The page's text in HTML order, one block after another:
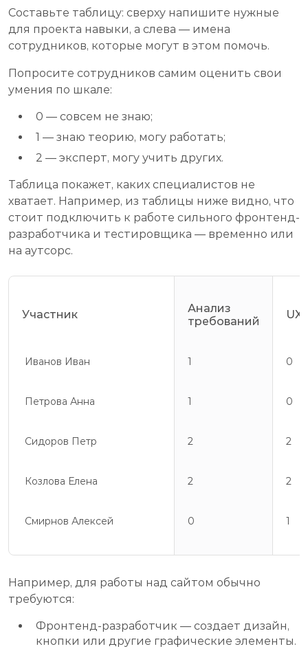
Составьте таблицу: сверху напишите нужные
для проекта навыки, а слева — имена
сотрудников, которые могут в этом помочь.
Попросите сотрудников самим оценить свои
умения по шкале:
0 — совсем не знаю;
1 — знаю теорию, могу работать;
2 — эксперт, могу учить других.
Таблица покажет, каких специалистов не
хватает. Например, из таблицы ниже видно, что
стоит подключить к работе сильного фронтенд-
разработчика и тестировщика — временно или
на аутсорс.
Участник
Анализ
требований
UX
Иванов Иван 1 0
Петрова Анна 1 0
Сидоров Петр 2 2
Козлова Елена 2 2
Смирнов Алексей 0 1
Например, для работы над сайтом обычно
требуются:
Фронтенд-разработчик — создает дизайн,
кнопки или другие графические элементы.